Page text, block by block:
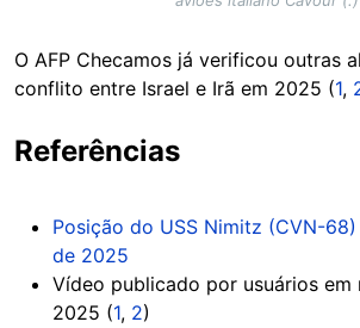
O AFP Checamos já verificou outras
conflito entre Israel e Irã em 2025 (1,
Referências
Posição do USS Nimitz (CVN-68)
de 2025
Vídeo publicado por usuários em
2025 (1, 2)